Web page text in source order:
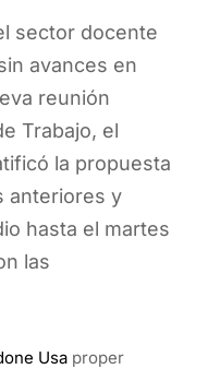
sector docente
avances en
reunión
Trabajo, el
la propuesta
anteriores y
hasta el martes
las
Usa proper